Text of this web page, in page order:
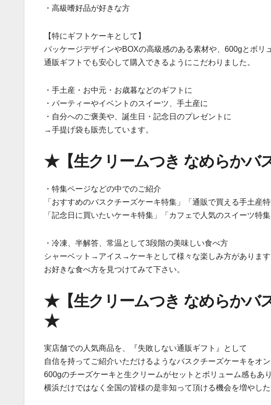
・高級嗜好品が好きな方
【特にギフトケーキとして】
パッケージデザインやBOXの高級感のある素材や、600gとボリ
通販ギフトでも安心して購入できるようにこだわりました。
・手土産・お中元・お歳暮などのギフトに
・パーティーやイベントのスイーツ、手土産に
・自分へのご褒美や、誕生日・記念日のプレゼントに
→手提げ袋も販売しています。
★【生クリームつき なめらかバ
・特集ページなどの中でのご紹介
「おすすめのバスクチーズケーキ特集」「通販で買える手土産特
「記念日に買いたいケーキ特集」「カフェで人気のスイーツ特
・冷凍、半解答、常温として3段階の美味しい食べ方
シャーベット→アイス→ケーキとして様々な楽しみ方があります
お好きな食べ方を見つけてみて下さい。
★【生クリームつき なめらかバ
★
実店舗での人気商品を、『失敗しない通販ギフト』として
自信を持ってご紹介いただけるようなバスクチーズケーキをオ
600gのチーズケーキと生クリームがセットとボリューム感もあり
横浜だけではなく全国の皆様の是非知って頂ける機会を増やした